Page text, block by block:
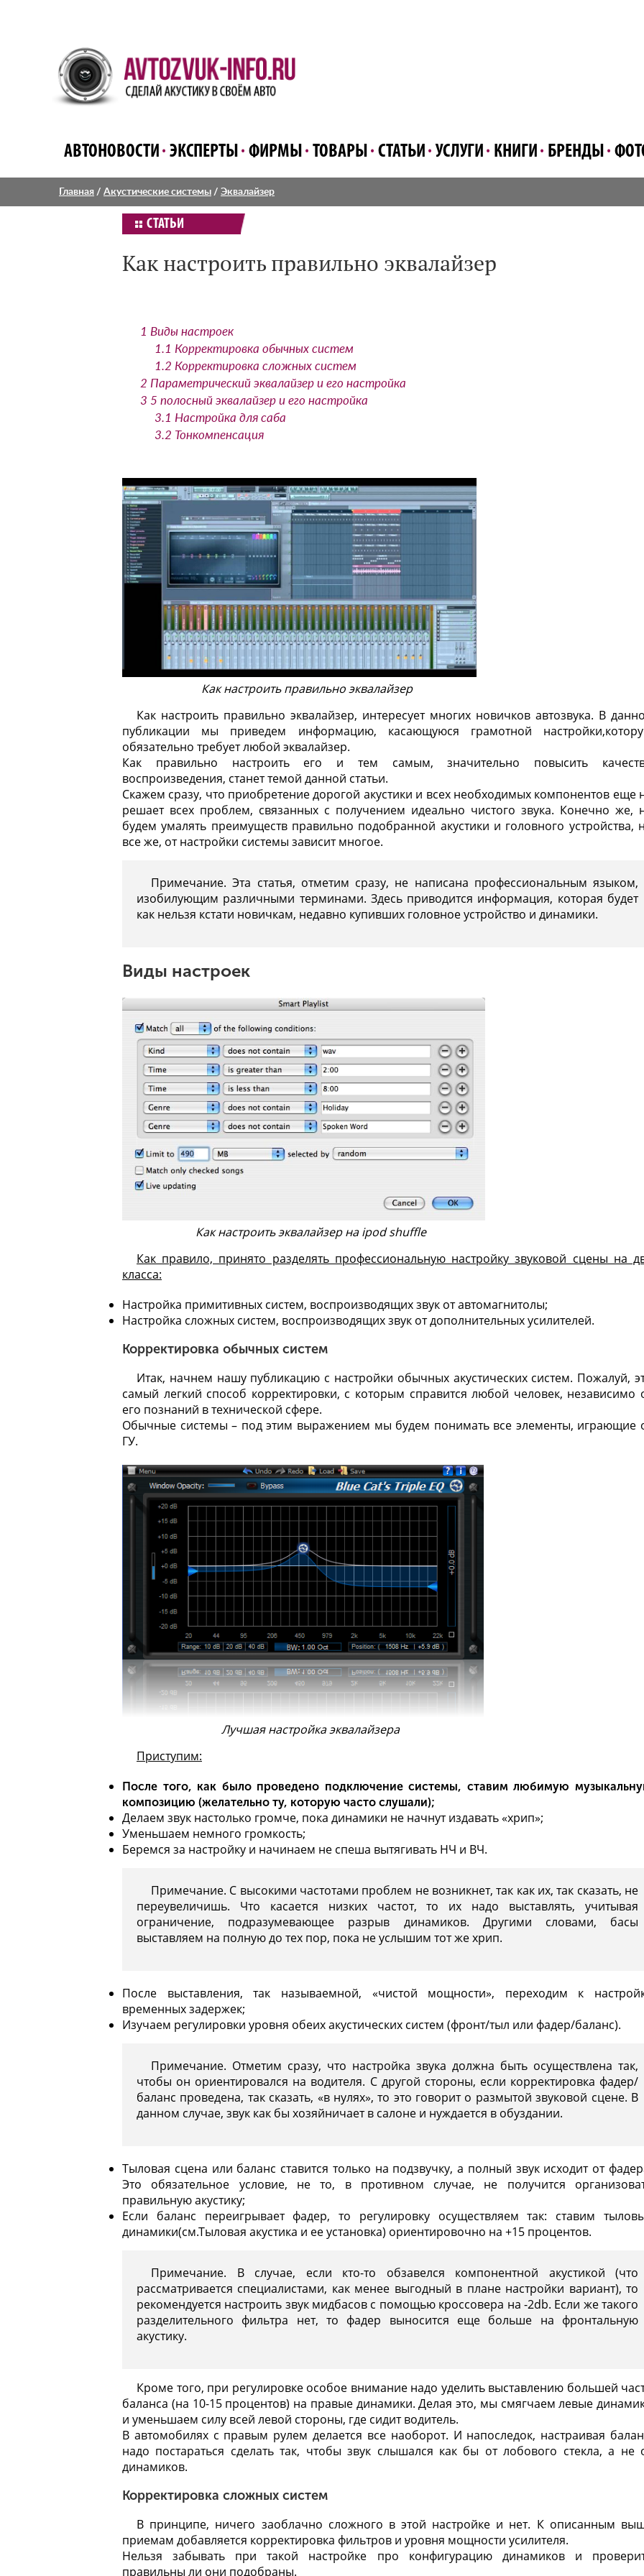
АВТОНОВОСТИ ЭКСПЕРТЫ ФИРМЫ ТОВАРЫ СТАТЬИ УСЛУГИ КНИГИ БРЕНДЫ
Главная / Акустические системы / Эквалайзер
СТАТЬИ
Как настроить правильно эквалайзер
1 Виды настроек
1.1 Корректировка обычных систем
1.2 Корректировка сложных систем
2 Параметрический эквалайзер и его настройка
3 5 полосный эквалайзер и его настройка
3.1 Настройка для саба
3.2 Тонкомпенсация
Как настроить правильно эквалайзер
Как настроить правильно эквалайзер, интересует многих новичков автозвука. В
публикации мы приведем информацию, касающуюся грамотной
обязательно требует любой эквалайзер.
Как правильно настроить его и тем самым, значительно повысить
воспроизведения, станет темой данной статьи.
Скажем сразу, что приобретение дорогой акустики и всех необходимых компонентов еще
решает всех проблем, связанных с получением идеально чистого звука. Конечно же,
будем умалять преимуществ правильно подобранной акустики и головного устройства,
все же, от настройки системы зависит многое.
Примечание. Эта статья, отметим сразу, не написана профессиональным языком,
изобилующим различными терминами. Здесь приводится информация, которая будет
как нельзя кстати новичкам, недавно купивших головное устройство и динамики.
Виды настроек
Как настроить эквалайзер на ipod shuffle
Как правило, принято разделять профессиональную настройку звуковой сцены на
класса:
Настройка примитивных систем, воспроизводящих звук от автомагнитолы;
Настройка сложных систем, воспроизводящих звук от дополнительных усилителей.
Корректировка обычных систем
Итак, начнем нашу публикацию с настройки обычных акустических систем. Пожалуй,
самый легкий способ корректировки, с которым справится любой человек, независимо
его познаний в технической сфере.
Обычные системы – под этим выражением мы будем понимать все элементы, играющие
ГУ.
Лучшая настройка эквалайзера
Приступим:
После того, как было проведено подключение системы, ставим любимую
композицию (желательно ту, которую часто слушали);
Делаем звук настолько громче, пока динамики не начнут издавать «хрип»;
Уменьшаем немного громкость;
Беремся за настройку и начинаем не спеша вытягивать НЧ и ВЧ.
Примечание. С высокими частотами проблем не возникнет, так как их, так сказать, не
переувеличишь. Что касается низких частот, то их надо выставлять, учитывая
ограничение, подразумевающее разрыв динамиков. Другими словами, басы
выставляем на полную до тех пор, пока не услышим тот же хрип.
После выставления, так называемной, «чистой мощности», переходим к
временных задержек;
Изучаем регулировки уровня обеих акустических систем (фронт/тыл или фадер/баланс).
Примечание. Отметим сразу, что настройка звука должна быть осуществлена так,
чтобы он ориентировался на водителя. С другой стороны, если корректировка фадер/
баланс проведена, так сказать, «в нулях», то это говорит о размытой звуковой сцене. В
данном случае, звук как бы хозяйничает в салоне и нуждается в обуздании.
Тыловая сцена или баланс ставится только на подзвучку, а полный звук исходит от
Это обязательное условие, не то, в противном случае, не получится
правильную акустику;
Если баланс переигрывает фадер, то регулировку осуществляем так: ставим
динамики(см.Тыловая акустика и ее установка) ориентировочно на +15 процентов.
Примечание. В случае, если кто-то обзавелся компонентной акустикой (что
рассматривается специалистами, как менее выгодный в плане настройки вариант), то
рекомендуется настроить звук мидбасов с помощью кроссовера на -2db. Если же такого
разделительного фильтра нет, то фадер выносится еще больше на фронтальную
акустику.
Кроме того, при регулировке особое внимание надо уделить выставлению большей
баланса (на 10-15 процентов) на правые динамики. Делая это, мы смягчаем левые
и уменьшаем силу всей левой стороны, где сидит водитель.
В автомобилях с правым рулем делается все наоборот. И напоследок, настраивая
надо постараться сделать так, чтобы звук слышался как бы от лобового стекла, а не
динамиков.
Корректировка сложных систем
В принципе, ничего заоблачно сложного в этой настройке и нет. К описанным
приемам добавляется корректировка фильтров и уровня мощности усилителя.
Нельзя забывать при такой настройке про конфигурацию динамиков и
правильны ли они подобраны.